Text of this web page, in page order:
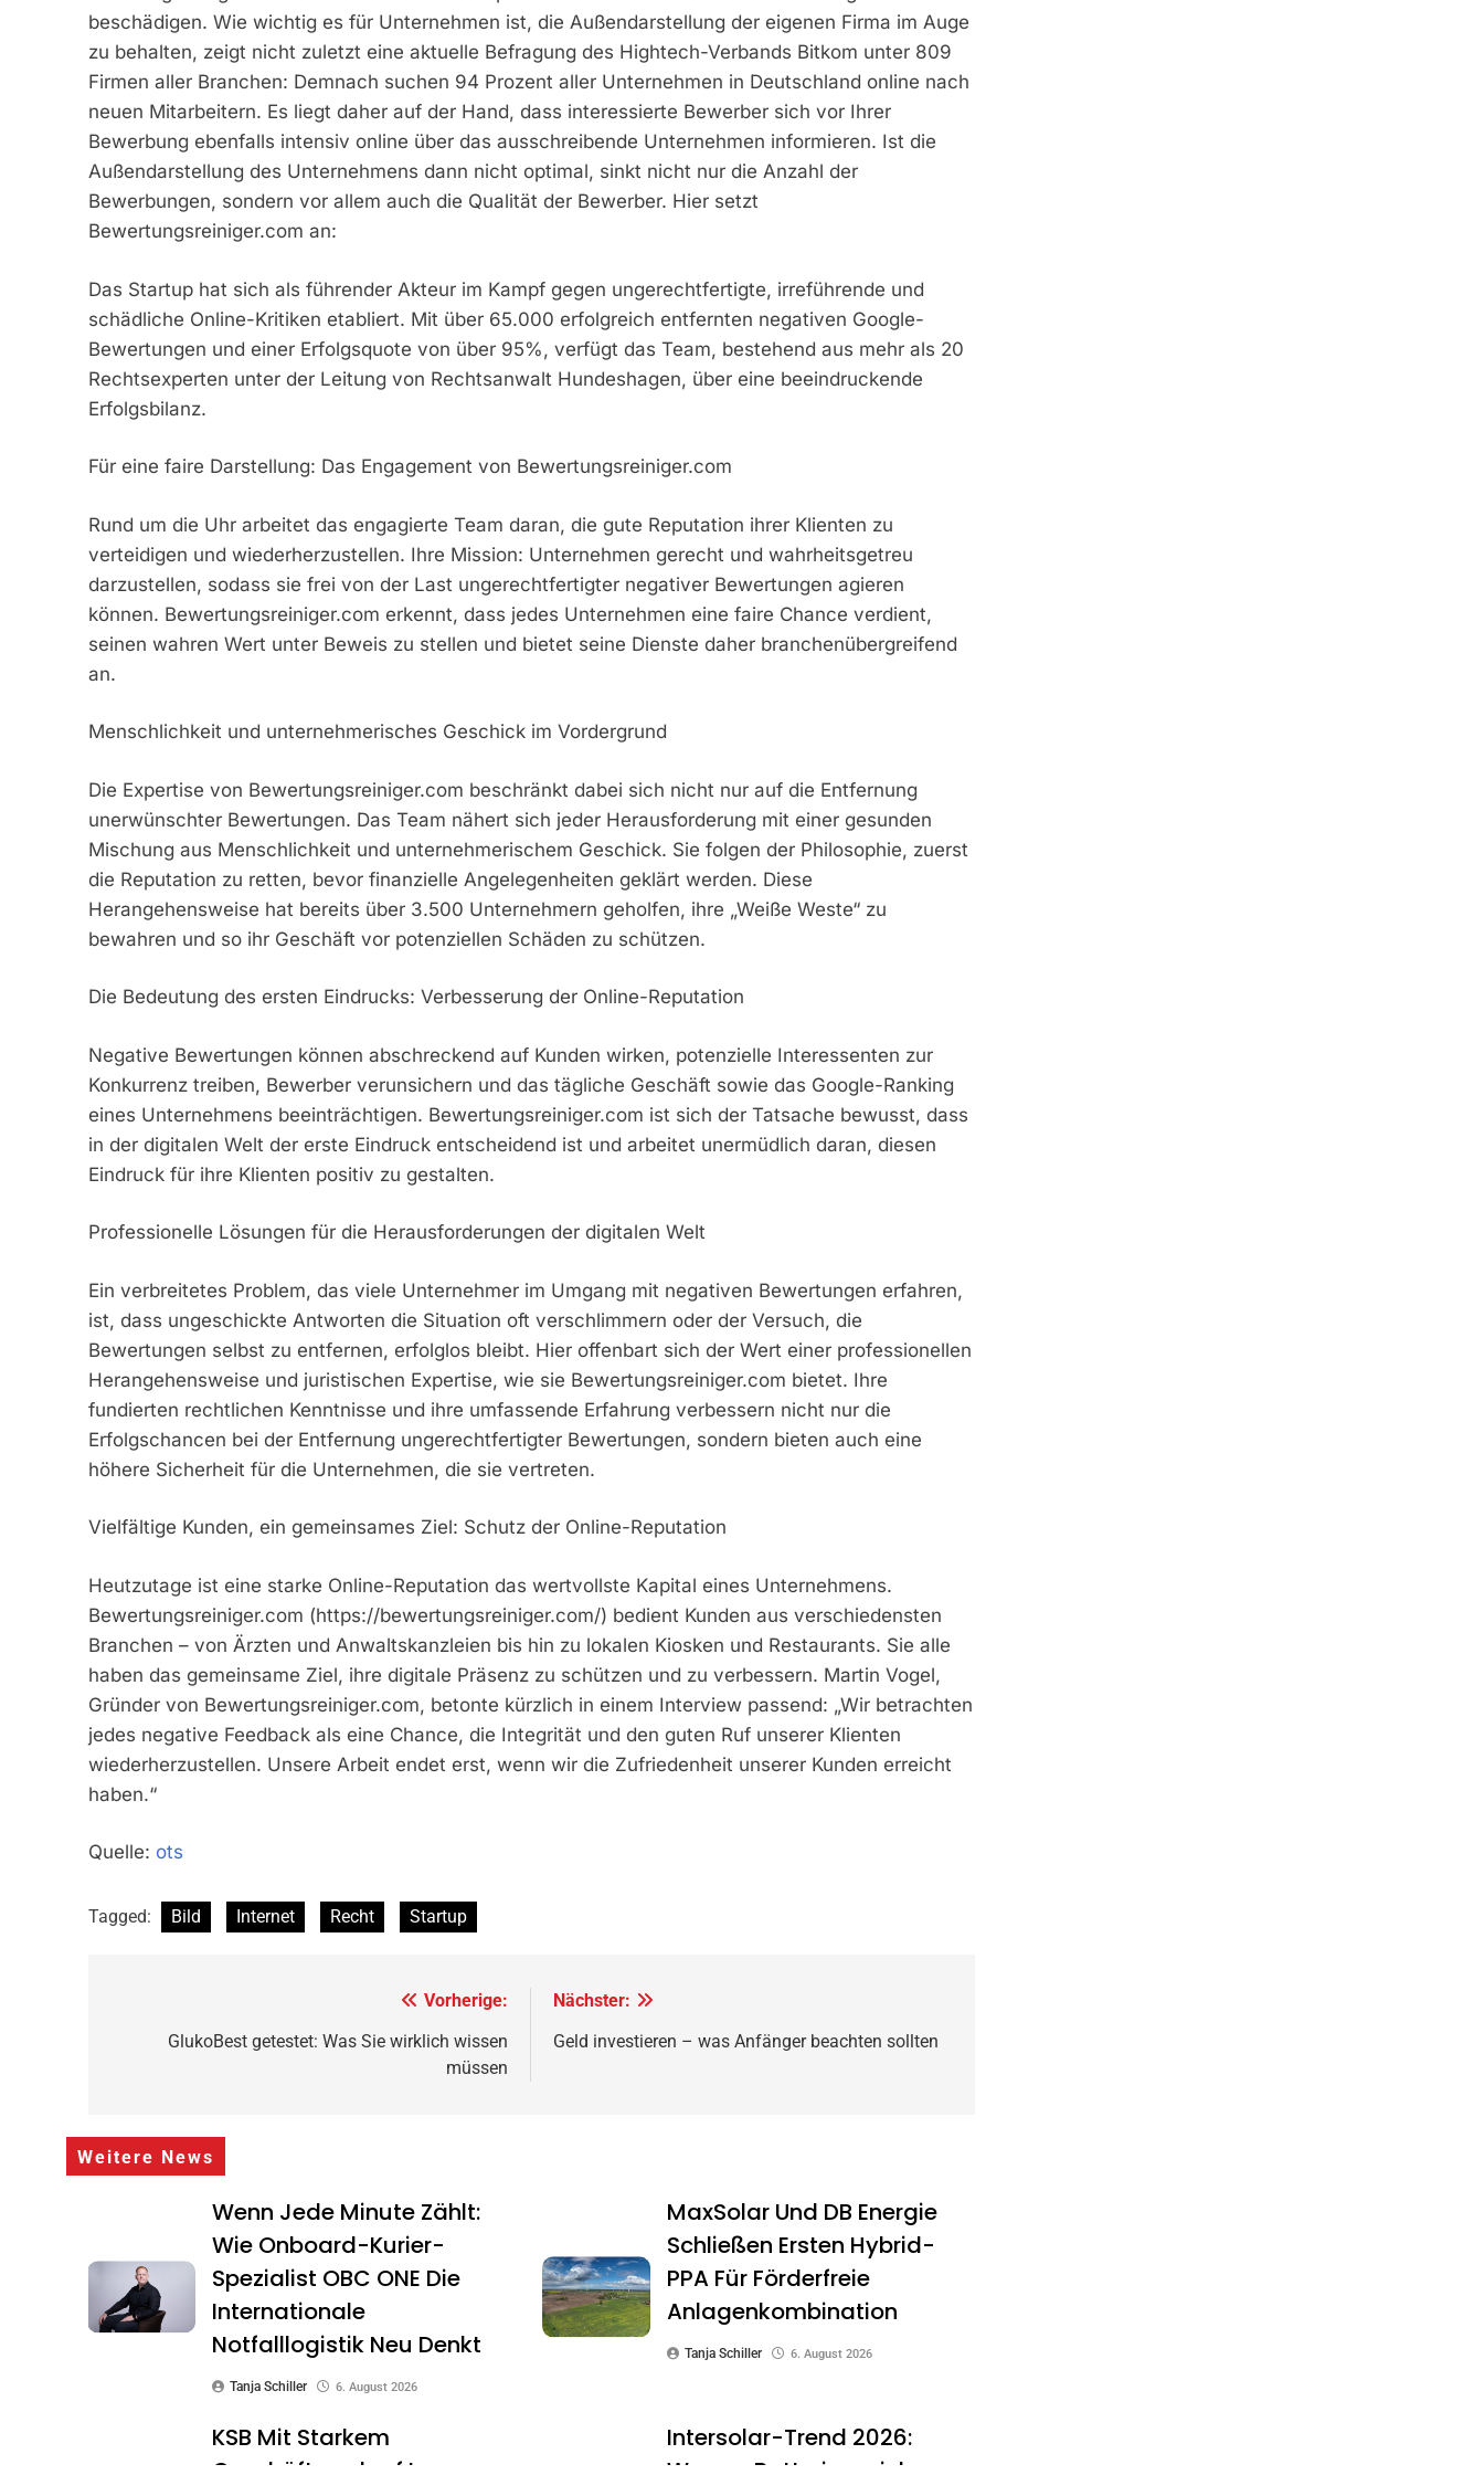
beschädigen. Wie wichtig es für Unternehmen ist, die Außendarstellung der eigenen Firma im Auge
zu behalten, zeigt nicht zuletzt eine aktuelle Befragung des Hightech-Verbands Bitkom unter 809
Firmen aller Branchen: Demnach suchen 94 Prozent aller Unternehmen in Deutschland online nach
neuen Mitarbeitern. Es liegt daher auf der Hand, dass interessierte Bewerber sich vor Ihrer
Bewerbung ebenfalls intensiv online über das ausschreibende Unternehmen informieren. Ist die
Außendarstellung des Unternehmens dann nicht optimal, sinkt nicht nur die Anzahl der
Bewerbungen, sondern vor allem auch die Qualität der Bewerber. Hier setzt
Bewertungsreiniger.com an:
Das Startup hat sich als führender Akteur im Kampf gegen ungerechtfertigte, irreführende und
schädliche Online-Kritiken etabliert. Mit über 65.000 erfolgreich entfernten negativen Google-
Bewertungen und einer Erfolgsquote von über 95%, verfügt das Team, bestehend aus mehr als 20
Rechtsexperten unter der Leitung von Rechtsanwalt Hundeshagen, über eine beeindruckende
Erfolgsbilanz.
Für eine faire Darstellung: Das Engagement von Bewertungsreiniger.com
Rund um die Uhr arbeitet das engagierte Team daran, die gute Reputation ihrer Klienten zu
verteidigen und wiederherzustellen. Ihre Mission: Unternehmen gerecht und wahrheitsgetreu
darzustellen, sodass sie frei von der Last ungerechtfertigter negativer Bewertungen agieren
können. Bewertungsreiniger.com erkennt, dass jedes Unternehmen eine faire Chance verdient,
seinen wahren Wert unter Beweis zu stellen und bietet seine Dienste daher branchenübergreifend
an.
Menschlichkeit und unternehmerisches Geschick im Vordergrund
Die Expertise von Bewertungsreiniger.com beschränkt dabei sich nicht nur auf die Entfernung
unerwünschter Bewertungen. Das Team nähert sich jeder Herausforderung mit einer gesunden
Mischung aus Menschlichkeit und unternehmerischem Geschick. Sie folgen der Philosophie, zuerst
die Reputation zu retten, bevor finanzielle Angelegenheiten geklärt werden. Diese
Herangehensweise hat bereits über 3.500 Unternehmern geholfen, ihre „Weiße Weste“ zu
bewahren und so ihr Geschäft vor potenziellen Schäden zu schützen.
Die Bedeutung des ersten Eindrucks: Verbesserung der Online-Reputation
Negative Bewertungen können abschreckend auf Kunden wirken, potenzielle Interessenten zur
Konkurrenz treiben, Bewerber verunsichern und das tägliche Geschäft sowie das Google-Ranking
eines Unternehmens beeinträchtigen. Bewertungsreiniger.com ist sich der Tatsache bewusst, dass
in der digitalen Welt der erste Eindruck entscheidend ist und arbeitet unermüdlich daran, diesen
Eindruck für ihre Klienten positiv zu gestalten.
Professionelle Lösungen für die Herausforderungen der digitalen Welt
Ein verbreitetes Problem, das viele Unternehmer im Umgang mit negativen Bewertungen erfahren,
ist, dass ungeschickte Antworten die Situation oft verschlimmern oder der Versuch, die
Bewertungen selbst zu entfernen, erfolglos bleibt. Hier offenbart sich der Wert einer professionellen
Herangehensweise und juristischen Expertise, wie sie Bewertungsreiniger.com bietet. Ihre
fundierten rechtlichen Kenntnisse und ihre umfassende Erfahrung verbessern nicht nur die
Erfolgschancen bei der Entfernung ungerechtfertigter Bewertungen, sondern bieten auch eine
höhere Sicherheit für die Unternehmen, die sie vertreten.
Vielfältige Kunden, ein gemeinsames Ziel: Schutz der Online-Reputation
Heutzutage ist eine starke Online-Reputation das wertvollste Kapital eines Unternehmens.
Bewertungsreiniger.com (https://bewertungsreiniger.com/) bedient Kunden aus verschiedensten
Branchen – von Ärzten und Anwaltskanzleien bis hin zu lokalen Kiosken und Restaurants. Sie alle
haben das gemeinsame Ziel, ihre digitale Präsenz zu schützen und zu verbessern. Martin Vogel,
Gründer von Bewertungsreiniger.com, betonte kürzlich in einem Interview passend: „Wir betrachten
jedes negative Feedback als eine Chance, die Integrität und den guten Ruf unserer Klienten
wiederherzustellen. Unsere Arbeit endet erst, wenn wir die Zufriedenheit unserer Kunden erreicht
haben.“
Quelle: ots
Tagged: Bild Internet Recht Startup
Vorherige:
GlukoBest getestet: Was Sie wirklich wissen
müssen
Nächster:
Geld investieren – was Anfänger beachten sollten
Weitere News
Wenn Jede Minute Zählt:
Wie Onboard-Kurier-
Spezialist OBC ONE Die
Internationale
Notfalllogistik Neu Denkt
Tanja Schiller 6. August 2026
MaxSolar Und DB Energie
Schließen Ersten Hybrid-
PPA Für Förderfreie
Anlagenkombination
Tanja Schiller 6. August 2026
KSB Mit Starkem
Intersolar-Trend 2026: